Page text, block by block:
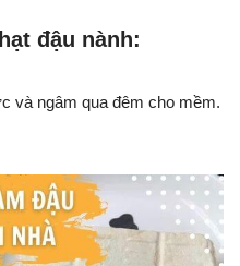
đậu nành:
và ngâm qua đêm cho mềm.